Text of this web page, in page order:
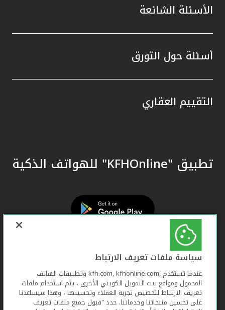
الأسئلة الشائعة
أسئلة حول التورق
التقييم العقاري
تطبيق "KFHOnline" للهواتف الذكية
سياسة ملفات تعريف الارتباط
عندما تستخدم ,kfh.com, kfhonline.com وتطبيقات الهاتف
المحمول ومواقع بيت التمويل الكويتي الأخرى ، يتم استخدام ملفات
تعريف الارتباط لتخصيص تجربة العملاء وتحسينها ، وهذا سيساعدنا
على تحسين منتجاتنا وخدماتنا. حدد "قبول جميع ملفات تعريف